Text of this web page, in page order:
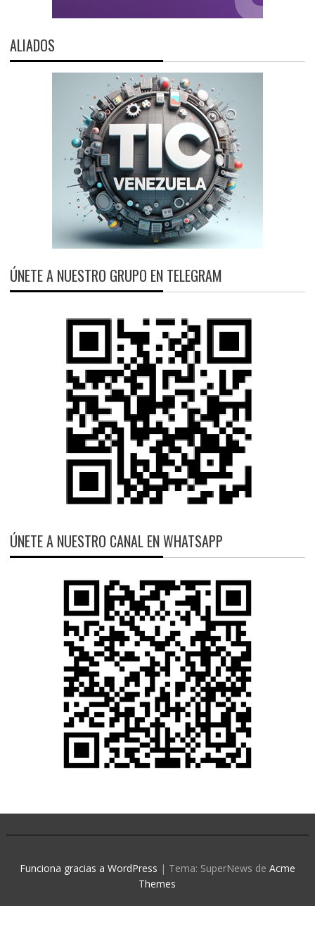
ALIADOS
ÚNETE A NUESTRO GRUPO EN TELEGRAM
ÚNETE A NUESTRO CANAL EN WHATSAPP
Funciona gracias a WordPress | Tema: SuperNews de Acme
Themes